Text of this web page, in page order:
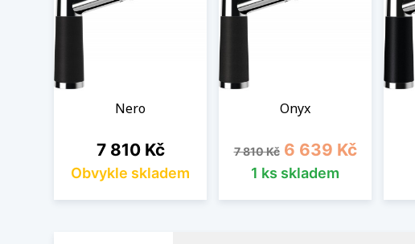
Nero
Cena
7 810 Kč
Obvykle skladem
Onyx
Běžná cena
7 810 Kč Cena
6 639 Kč
1 ks skladem